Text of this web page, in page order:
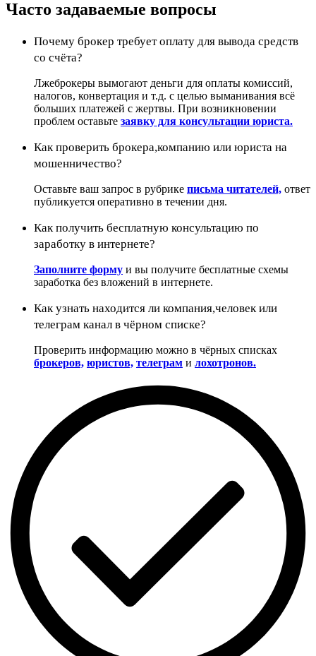
Часто задаваемые вопросы
Почему брокер требует оплату для вывода средств
со счёта?
Лжеброкеры вымогают деньги для оплаты комиссий,
налогов, конвертация и т.д. с целью выманивания всё
больших платежей с жертвы. При возникновении
проблем оставьте заявку для консультации юриста.
Как проверить брокера,компанию или юриста на
мошенничество?
Оставьте ваш запрос в рубрике письма читателей, ответ
публикуется оперативно в течении дня.
Как получить бесплатную консультацию по
заработку в интернете?
Заполните форму и вы получите бесплатные схемы
заработка без вложений в интернете.
Как узнать находится ли компания,человек или
телеграм канал в чёрном списке?
Проверить информацию можно в чёрных списках
брокеров, юристов, телеграм и лохотронов.